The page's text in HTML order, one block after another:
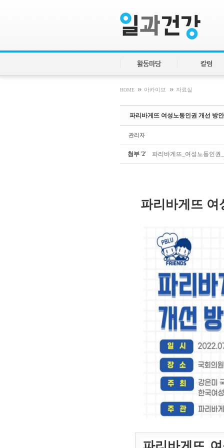
활동마당 칼럼
HOME » 아카이브 » 자료실
파리바게뜨 여성노동인권 개선 방
관리자
첨부 '2' 파리바게뜨_여성노동인권
파리바게뜨